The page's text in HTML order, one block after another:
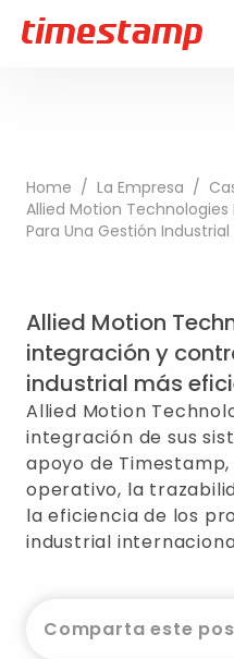
Home / La Empresa /
Allied Motion
Para Una Gestión
Allied Motion
integración y
industrial más
Allied Motion
integración de sus
apoyo de
operativo, la
la eficiencia de los
industrial
Comparta este